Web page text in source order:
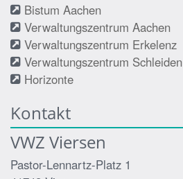
Bistum Aachen
Verwaltungszentrum Aachen
Verwaltungszentrum Erkelenz
Verwaltungszentrum Schleiden
Horizonte
Kontakt
VWZ Viersen
Pastor-Lennartz-Platz 1